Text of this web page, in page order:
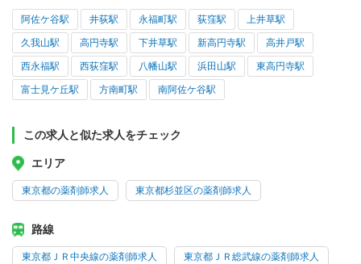
阿佐ケ谷駅 井荻駅 永福町駅 荻窪駅 上井草駅
久我山駅 高円寺駅 下井草駅 新高円寺駅 高井戸駅
西永福駅 西荻窪駅 八幡山駅 浜田山駅 東高円寺駅
富士見ケ丘駅 方南町駅 南阿佐ケ谷駅
この求人と似た求人をチェック
エリア
東京都の薬剤師求人 東京都杉並区の薬剤師求人
路線
東京都ＪＲ中央線の薬剤師求人 東京都ＪＲ総武線の薬剤師求人